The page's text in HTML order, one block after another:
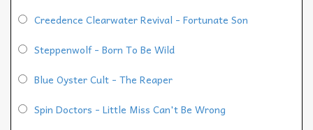
Creedence Clearwater Revival - Fortunate Son
Steppenwolf - Born To Be Wild
Blue Oyster Cult - The Reaper
Spin Doctors - Little Miss Can't Be Wrong